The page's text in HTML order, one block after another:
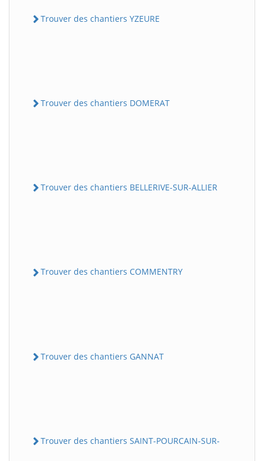
Trouver des chantiers YZEURE
Trouver des chantiers DOMERAT
Trouver des chantiers BELLERIVE-SUR-ALLIER
Trouver des chantiers COMMENTRY
Trouver des chantiers GANNAT
Trouver des chantiers SAINT-POURCAIN-SUR-